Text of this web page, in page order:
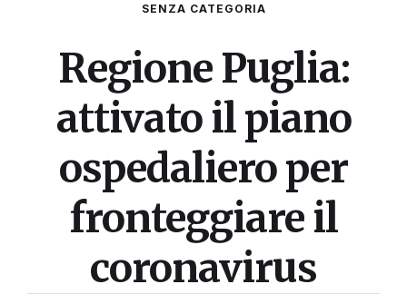
SENZA CATEGORIA
Regione Puglia:
attivato il piano
ospedaliero per
fronteggiare il
coronavirus